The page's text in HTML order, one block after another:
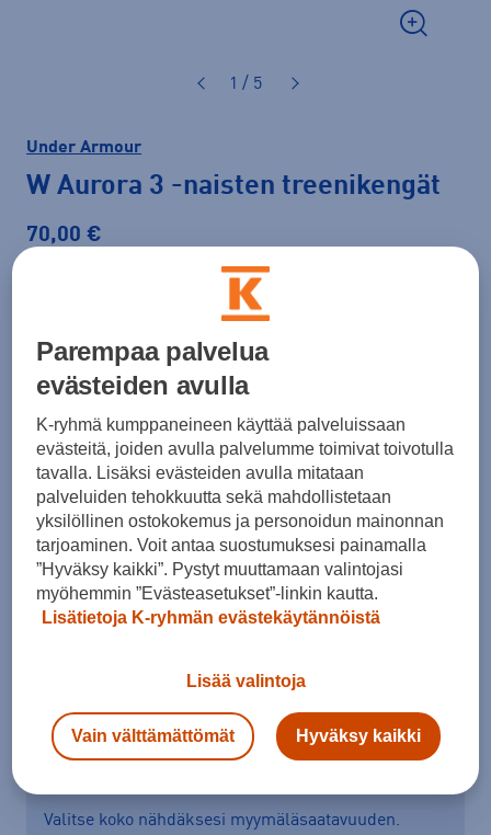
1 / 5
Under Armour
W Aurora 3 -naisten treenikengät
70,00 €
Koko
36,5 37,5 39 40 40,5 41
42,5 43
Kokotaulukko
Lisää ostoskoriin
Tarkista saatavuus ja tilaa myymälästä
Verkkokauppa: SaatavillaMyymälät: Saatavilla
Valitse koko nähdäksesi myymäläsaatavuuden.
Parempaa palvelua
evästeiden avulla
K-ryhmä kumppaneineen käyttää palveluissaan
evästeitä, joiden avulla palvelumme toimivat toivotulla
tavalla. Lisäksi evästeiden avulla mitataan
palveluiden tehokkuutta sekä mahdollistetaan
yksilöllinen ostokokemus ja personoidun mainonnan
tarjoaminen. Voit antaa suostumuksesi painamalla
”Hyväksy kaikki”. Pystyt muuttamaan valintojasi
myöhemmin ”Evästeasetukset”-linkin kautta.
Lisätietoja K-ryhmän evästekäytännöistä
Lisää valintoja
Vain välttämättömät Hyväksy kaikki